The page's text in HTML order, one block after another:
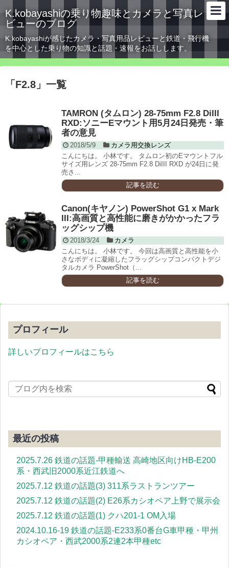
K.kobayashiの乗り物趣味とカメラと写真レ
ビューのブログ
K.kobayashiが感じたカメラ・写真用品レビューと鉄道・飛行機
を中心とした乗り物の知識と話題・速報をお話しします。
「 F2.8 」 一覧
TAMRON (タムロン) 28-75mm F2.8 DiIII
RXD:ソニーEマウント用5月24日発売・筆
者の意見
2018/5/9
カメラ用交換レンズ
こんにちは。 小林です。 タムロン初のEマウントフル
サイズ用レンズ 28-75mm F2.8 DiIII RXD が24日に発
売さ...
記事を読む
Canon(キヤノン) PowerShot G1 x Mark
III:高画質と高性能に磨きがかかったフラ
ッグシップ機
2018/3/24
カメラ
こんにちは。 小林です。 今回は高画質と高性能を小
さなボディに凝縮したフラッグシップコンパクトデジ
タルカメラ PowerShot（...
記事を読む
プロフィール
詳しいプロフィールはこちら
最近の投稿
2025.7.26 鉄道の話題-甲種輸送 高崎地区向けHB-E200
系・西武旧2000系近江鉄道へ
2025.7.12 鉄道の話題(3) 311系ラストランツアー
2025.7.12 鉄道の話題(2) E26系カシオペア上野で展示会
2025.7.12 鉄道の話題(1) クハ201-1 OM入場
2024.10.16-19 鉄道の話題-E233系0番台G車甲種・甲州
カシオペア・西武2000系2連2本甲種etc